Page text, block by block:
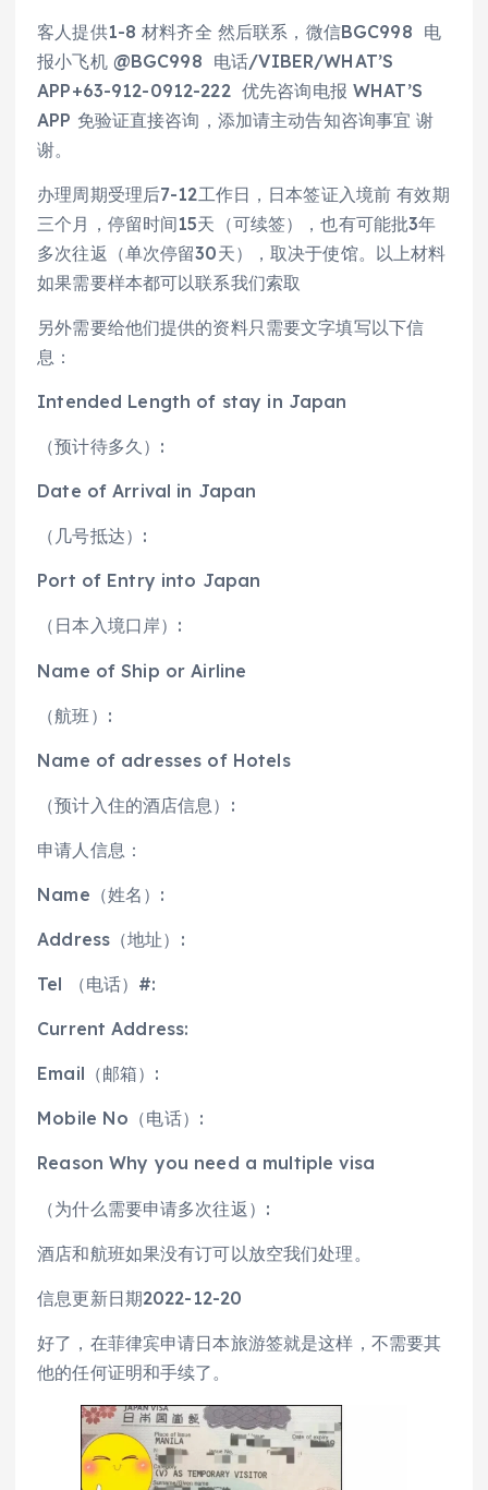
客人提供1-8 材料齐全 然后联系，微信BGC998 电
报小飞机 @BGC998 电话/VIBER/WHAT’S
APP+63-912-0912-222 优先咨询电报 WHAT’S
APP 免验证直接咨询，添加请主动告知咨询事宜 谢
谢。
办理周期受理后7-12工作日，日本签证入境前 有效期
三个月，停留时间15天（可续签），也有可能批3年
多次往返（单次停留30天），取决于使馆。以上材料
如果需要样本都可以联系我们索取
另外需要给他们提供的资料只需要文字填写以下信
息：
Intended Length of stay in Japan
（预计待多久）:
Date of Arrival in Japan
（几号抵达）:
Port of Entry into Japan
（日本入境口岸）:
Name of Ship or Airline
（航班）:
Name of adresses of Hotels
（预计入住的酒店信息）:
申请人信息：
Name（姓名）:
Address（地址）:
Tel （电话）#:
Current Address:
Email（邮箱）:
Mobile No（电话）:
Reason Why you need a multiple visa
（为什么需要申请多次往返）:
酒店和航班如果没有订可以放空我们处理。
信息更新日期2022-12-20
好了，在菲律宾申请日本旅游签就是这样，不需要其
他的任何证明和手续了。